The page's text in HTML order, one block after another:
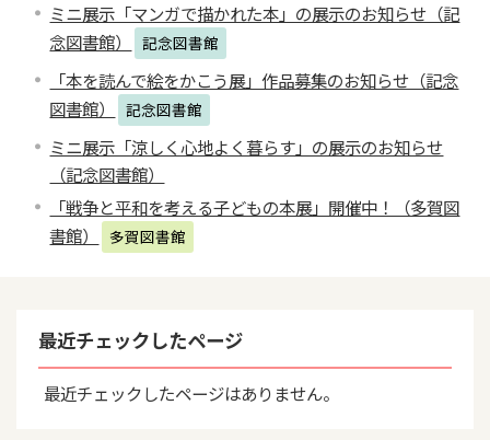
ミニ展示「マンガで描かれた本」の展示のお知らせ（記
念図書館）
記念図書館
「本を読んで絵をかこう展」作品募集のお知らせ（記念
図書館）
記念図書館
ミニ展示「涼しく心地よく暮らす」の展示のお知らせ
（記念図書館）
「戦争と平和を考える子どもの本展」開催中！（多賀図
書館）
多賀図書館
最近チェックしたページ
最近チェックしたページはありません。